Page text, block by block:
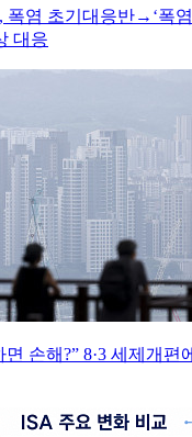
폭염 초기대응반→‘폭
대응
면 손해?” 8·3 세제개편